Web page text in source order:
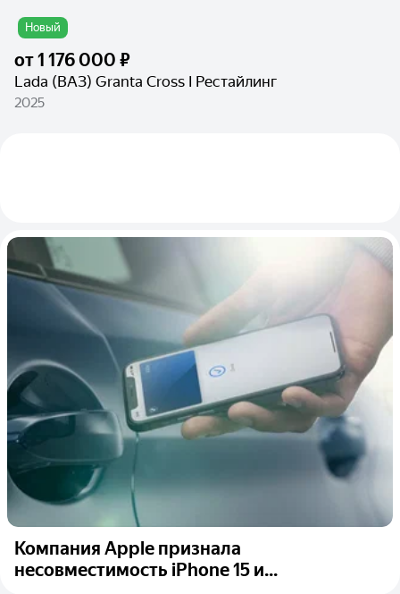
Новый
от1 176 000 ₽
Lada (ВАЗ) Granta Cross I Рестайлинг
2025
Компания Apple признала
несовместимость iPhone 15 и...